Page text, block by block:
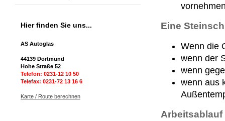
Hier finden Sie uns...
AS Autoglas
44139 Dortmund
Hohe Straße 52
Telefon: 0231-12 10 50
Telefax: 0231-72 13 16 6
Karte / Route berechnen
Eine
Wenn die
wenn der
wenn
wenn aus